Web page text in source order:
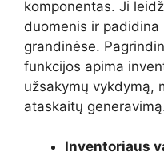
komponentas. Ji
duomenis ir
grandinėse.
funkcijos apima
užsakymų vykdymą,
ataskaitų
Inventoriaus